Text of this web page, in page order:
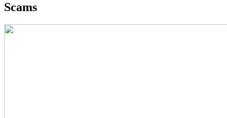
Scams